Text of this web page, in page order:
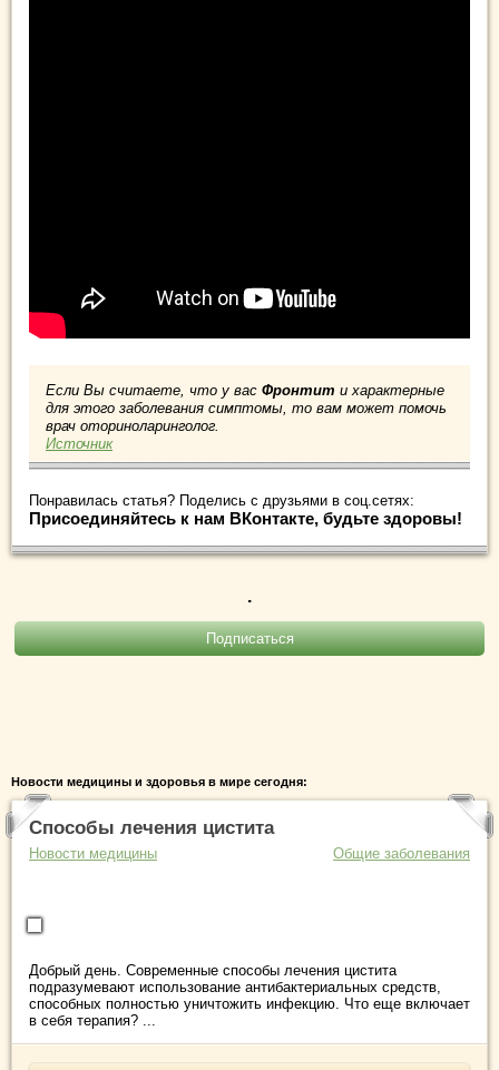
Если Вы считаете, что у вас Фронтит и характерные
для этого заболевания симптомы, то вам может помочь
врач оториноларинголог.
Источник
Понравилась статья? Поделись с друзьями в соц.сетях:
Присоединяйтесь к нам ВКонтакте, будьте здоровы!
.
Новости медицины и здоровья в мире сегодня:
Способы лечения цистита
Новости медицины Общие заболевания
Добрый день. Современные способы лечения цистита
подразумевают использование антибактериальных средств,
способных полностью уничтожить инфекцию. Что еще включает
в себя терапия? ...